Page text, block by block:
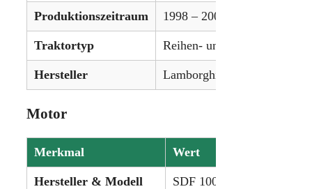
Produktionszeitraum 1998 – 2004
Traktortyp Reihen- und
Hersteller Lamborghini (SAME-
Motor
Merkmal Wert
Hersteller & Modell SDF 1000.6 WT 3V Diesel